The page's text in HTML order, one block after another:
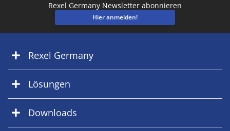
Rexel Germany Newsletter abonnieren
Hier anmelden!
Rexel Germany
Lösungen
Downloads